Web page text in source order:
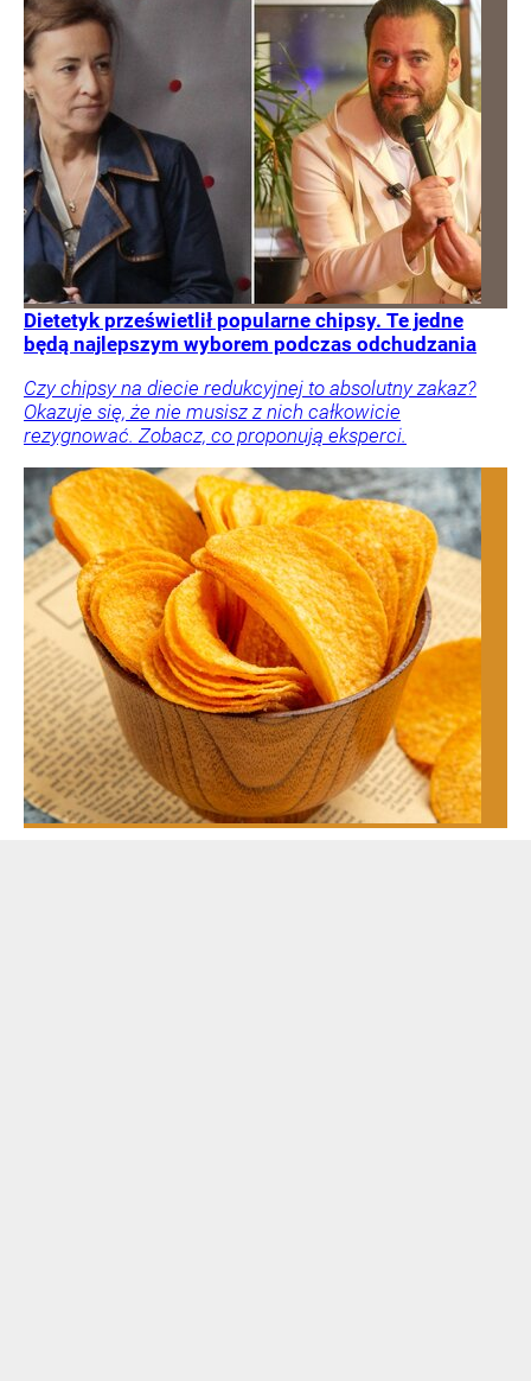
Dietetyk prześwietlił popularne chipsy. Te jedne
będą najlepszym wyborem podczas odchudzania
Czy chipsy na diecie redukcyjnej to absolutny zakaz?
Okazuje się, że nie musisz z nich całkowicie
rezygnować. Zobacz, co proponują eksperci.